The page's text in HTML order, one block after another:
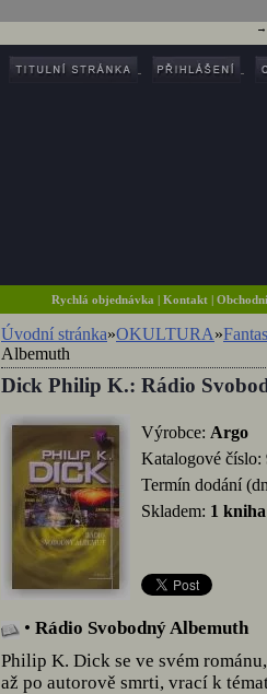
Rychlá objednávka |Kontakt |
Úvodní stránka»OKULTURA»
Albemuth
Dick Philip K.: Rádio
Výrobce: Argo
Katalogové číslo:
Termín dodání
Skladem: 1 kniha
• Rádio Svobodný Albemuth
Philip K. Dick se ve svém
až po autorově smrti, vrací k